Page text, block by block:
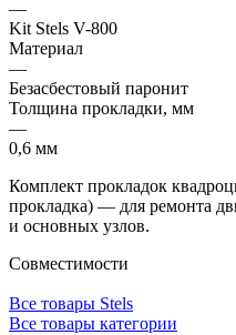
—
Kit Stels V-800
Материал
—
Безасбестовый паронит
Толщина прокладки, мм
—
0,6 мм
Комплект прокладок
прокладка) — для ремонта
и основных узлов.
Совместимости
Все товары Stels
Все товары категории